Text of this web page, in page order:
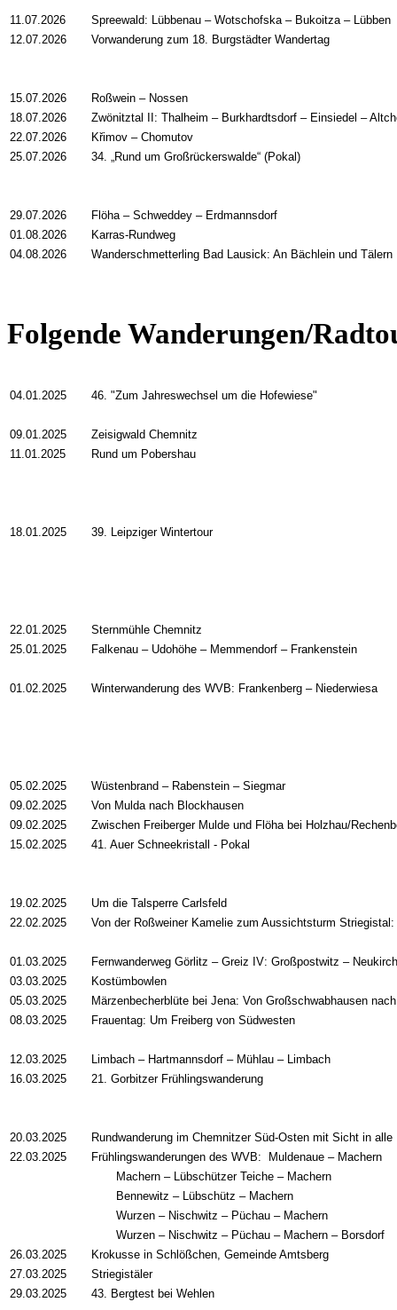
11.07.2026
Spreewald: Lübbenau – Wotschofska – Bukoitza – Lübben
12.07.2026
Vorwanderung zum 18. Burgstädter Wandertag
15.07.2026
Roßwein – Nossen
18.07.2026
Zwönitztal II: Thalheim – Burkhardtsdorf – Einsiedel –
22.07.2026
Křimov – Chomutov
25.07.2026
34. „Rund um Großrückerswalde“ (Pokal)
29.07.2026
Flöha – Schweddey – Erdmannsdorf
01.08.2026
Karras-Rundweg
04.08.2026
Wanderschmetterling Bad Lausick: An Bächlein und Tälern
Folgende Wanderungen/
04.01.2025 46. "Zum Jahreswechsel um die Hofewiese"
09.01.2025
Zeisigwald Chemnitz
11.01.2025
Rund um Pobershau
18.01.2025 39. Leipziger Wintertour
22.01.2025
Sternmühle Chemnitz
25.01.2025
Falkenau –Udohöhe –Memmendorf –Frankenstein
01.02.2025 Winterwanderung des WVB: Frankenberg – Niederwiesa
05.02.2025
Wüstenbrand – Rabenstein – Siegmar
09.02.2025
Von Mulda nach Blockhausen
09.02.2025
Zwischen Freiberger Mulde und Flöha bei Holzhau/
15.02.2025
41. Auer Schneekristall - Pokal
19.02.2025
Um die Talsperre Carlsfeld
22.02.2025
Von der Roßweiner Kamelie zum Aussichtsturm
01.03.2025
Fernwanderweg Görlitz – Greiz IV: Großpostwitz –
03.03.2025
Kostümbowlen
05.03.2025
Märzenbecherblüte bei Jena: Von Großschwabhausen
08.03.2025
Frauentag: Um Freiberg von Südwesten
12.03.2025
Limbach – Hartmannsdorf – Mühlau – Limbach
16.03.2025
21. Gorbitzer Frühlingswanderung
20.03.2025
Rundwanderung im Chemnitzer Süd-Osten mit Sicht in alle
22.03.2025
Frühlingswanderungen des WVB: Muldenaue – Machern
Machern – Lübschützer Teiche – Machern
Bennewitz – Lübschütz – Machern
Wurzen – Nischwitz – Püchau – Machern
Wurzen – Nischwitz – Püchau – Machern – Borsdorf
26.03.2025
Krokusse in Schlößchen, Gemeinde Amtsberg
27.03.2025
Striegistäler
29.03.2025
43. Bergtest bei Wehlen